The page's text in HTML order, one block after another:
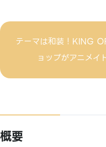
テーマは和装！KING
ョップがアニメイ
概要